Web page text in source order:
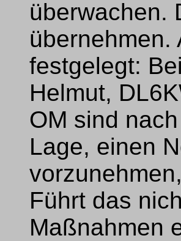
überwachen.
übernehmen.
festgelegt:
Helmut,
OM sind
Lage, einen
Führt das
Maßnahmen